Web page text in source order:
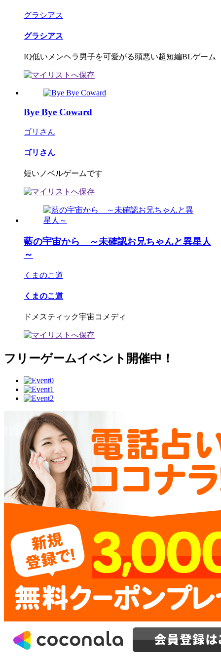
グラシアス
グラシアス
IQ低いメンヘラ男子を可愛がる頭悪い超短編BLゲーム
Bye Bye Coward
ゴリさん
ゴリさん
短いノベルゲームです
藍の宇宙から ～未確認お兄ちゃんと異星人
～
くまのこ道
くまのこ道
ドメスティック宇宙コメディ
フリーゲームイベント開催中！